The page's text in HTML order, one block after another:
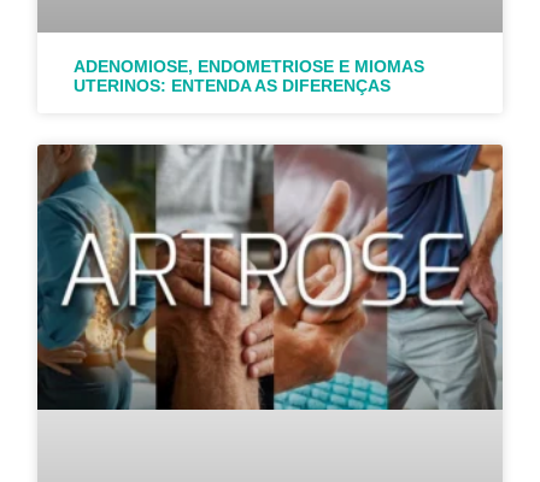
ADENOMIOSE, ENDOMETRIOSE E MIOMAS
UTERINOS: ENTENDA AS DIFERENÇAS